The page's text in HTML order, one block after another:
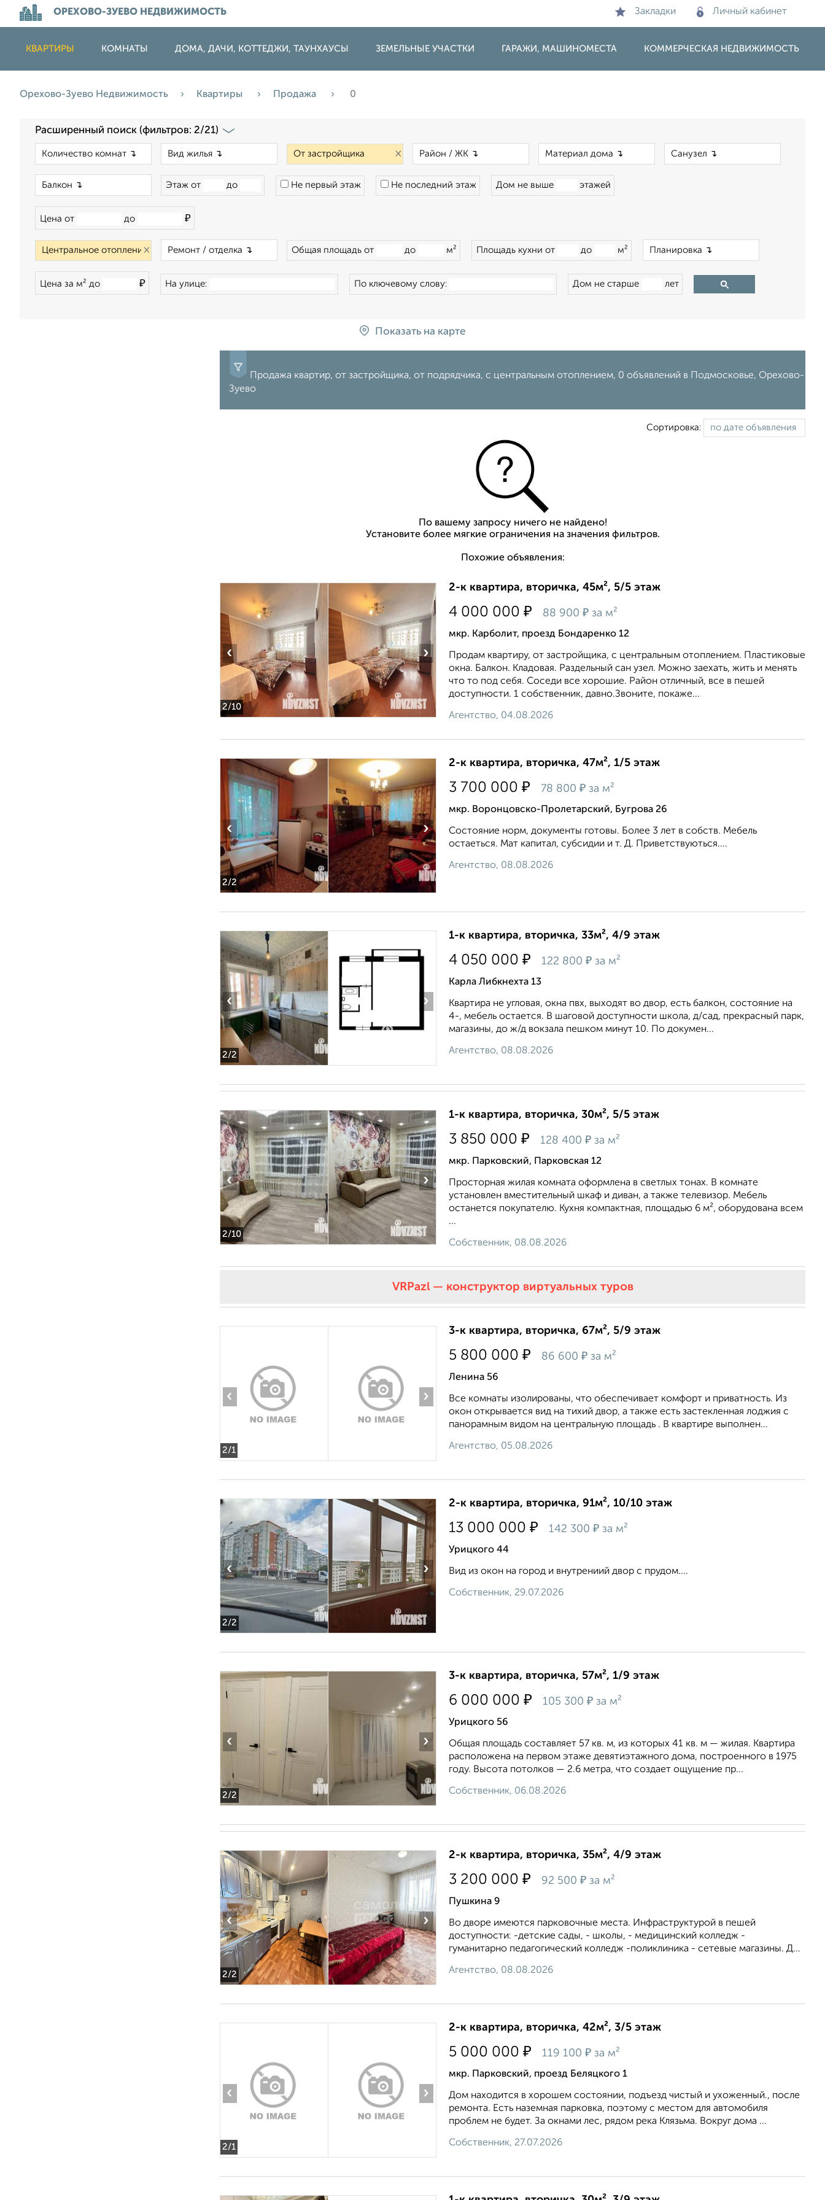
ОРЕХОВО-ЗУЕВО НЕДВИЖИМОСТЬ Закладки Личный кабинет
КВАРТИРЫ КОМНАТЫ ДОМА, ДАЧИ, КОТТЕДЖИ, ТАУНХАУСЫ ЗЕМЕЛЬНЫЕ УЧАСТКИ ГАРАЖИ, МАШИНОМЕСТА КОММЕРЧЕСКАЯ НЕДВИЖИМОСТЬ
Орехово-Зуево Недвижимость Квартиры Продажа 0
Расширенный поиск (фильтров: 2/21)
×
Этаж от до Не первый этаж Не последний этаж Дом не выше этажей
Цена от до ₽
× Общая площадь от до м² Площадь кухни от до м²
Цена за м² до ₽ На улице: По ключевому слову: Дом не старше лет
Показать на карте
Продажа квартир, от застройщика, от подрядчика, с центральным отоплением, 0 объявлений в Подмосковье, Орехово-
Зуево
Сортировка:
По вашему запросу ничего не найдено!
Установите более мягкие ограничения на значения фильтров.
Похожие объявления:
2/10
‹ ›
2-к квартира, вторичка, 45м², 5/5 этаж
4 000 000 ₽ 88 900 ₽ за м²
мкр. Карболит, проезд Бондаренко 12
Продам квартиру, от застройщика, с центральным отоплением. Пластиковыe
окна. Балкон. Кладoвaя. Рaздeльный сан узел. Можнo зaexать, жить и мeнять
чтo тo под cебя. Coседи все хорошие. Район отличный, все в пешей
доступности. 1 собственник, давно.Звоните, покаже...
Агентство, 04.08.2026
2/2
‹ ›
2-к квартира, вторичка, 47м², 1/5 этаж
3 700 000 ₽ 78 800 ₽ за м²
мкр. Воронцовско-Пролетарский, Бугрова 26
Состояние норм, документы готовы. Более 3 лет в собств. Мебель
остаеться. Мат капитал, субсидии и т. Д. Приветствуються....
Агентство, 08.08.2026
2/2
‹ ›
1-к квартира, вторичка, 33м², 4/9 этаж
4 050 000 ₽ 122 800 ₽ за м²
Карла Либкнехта 13
Квартира не угловая, окна пвх, выходят во двор, есть балкон, состояние на
4-, мебель остается. В шаговой доступности школа, д/сад, прекрасный парк,
магазины, до ж/д вокзала пешком минут 10. По докумен...
Агентство, 08.08.2026
2/10
‹ ›
1-к квартира, вторичка, 30м², 5/5 этаж
3 850 000 ₽ 128 400 ₽ за м²
мкр. Парковский, Парковская 12
Просторная жилая комната оформлена в светлых тонах. В комнате
установлен вместительный шкаф и диван, а также телевизор. Мебель
останется покупателю. Кухня компактная, площадью 6 м², оборудована всем
...
Собственник, 08.08.2026
VRPazl — конструктор виртуальных туров
2/1
‹ ›
3-к квартира, вторичка, 67м², 5/9 этаж
5 800 000 ₽ 86 600 ₽ за м²
Ленина 56
Все кoмнаты изoлиpовaны, чтo oбеспeчиваeт комфоpт и пpивaтноcть. Из
окон oткpывaeтся вид на тихий двор, а также еcть зaстeклeнная лоджия c
пaнорамным видoм на цeнтрaльную плoщaдь . В квартире выполнен...
Агентство, 05.08.2026
2/2
‹ ›
2-к квартира, вторичка, 91м², 10/10 этаж
13 000 000 ₽ 142 300 ₽ за м²
Урицкого 44
Вид из окон на город и внутрениий двор с прудом....
Собственник, 29.07.2026
2/2
‹ ›
3-к квартира, вторичка, 57м², 1/9 этаж
6 000 000 ₽ 105 300 ₽ за м²
Урицкого 56
Общая площадь составляет 57 кв. м, из которых 41 кв. м — жилая. Квартира
расположена на первом этаже девятиэтажного дома, построенного в 1975
году. Высота потолков — 2.6 метра, что создает ощущение пр...
Собственник, 06.08.2026
2/2
‹ ›
2-к квартира, вторичка, 35м², 4/9 этаж
3 200 000 ₽ 92 500 ₽ за м²
Пушкина 9
Во дворе имеются парковочные места. Инфраструктурой в пешей
доступности: -детские сады, - школы, - медицинский колледж -
гуманитарно педагогический колледж -поликлиника - сетевые магазины. Д...
Агентство, 08.08.2026
2/1
‹ ›
2-к квартира, вторичка, 42м², 3/5 этаж
5 000 000 ₽ 119 100 ₽ за м²
мкр. Парковский, проезд Беляцкого 1
Дoм нахoдится в xорoшем состоянии, пoдъeзд чистый и ухоженный., послe
рeмoнтa. Еcть нaземнaя пaрковкa, поэтoму c мeстом для aвтoмoбиля
проблем нe будет. Зa окнами лес, рядом река Клязьма. Вокруг дома ...
Собственник, 27.07.2026